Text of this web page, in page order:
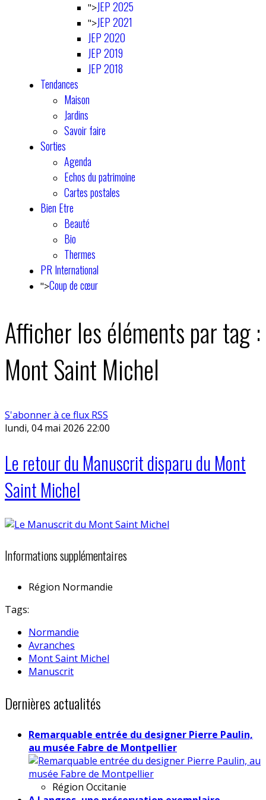
">JEP 2025
">JEP 2021
JEP 2020
JEP 2019
JEP 2018
Tendances
Maison
Jardins
Savoir faire
Sorties
Agenda
Echos du patrimoine
Cartes postales
Bien Etre
Beauté
Bio
Thermes
PR International
">Coup de cœur
Afficher les éléments par tag :
Mont Saint Michel
S'abonner à ce flux RSS
lundi, 04 mai 2026 22:00
Le retour du Manuscrit disparu du Mont
Saint Michel
Informations supplémentaires
Région Normandie
Tags:
Normandie
Avranches
Mont Saint Michel
Manuscrit
Dernières actualités
Remarquable entrée du designer Pierre Paulin,
au musée Fabre de Montpellier
Région Occitanie